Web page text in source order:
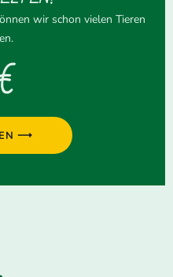
wir schon vielen Tieren
⟶